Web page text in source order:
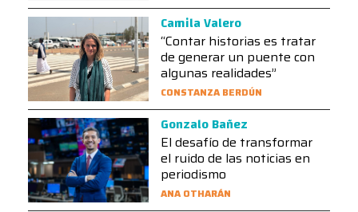
Camila Valero
“Contar historias es tratar
de generar un puente con
algunas realidades”
CONSTANZA BERDÚN
Gonzalo Bañez
El desafío de transformar
el ruido de las noticias en
periodismo
ANA OTHARÁN